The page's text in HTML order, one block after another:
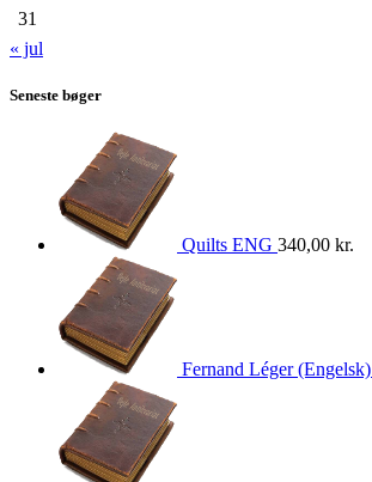
31
« jul
Seneste bøger
Quilts ENG 340,00 kr.
Fernand Léger (Engelsk)